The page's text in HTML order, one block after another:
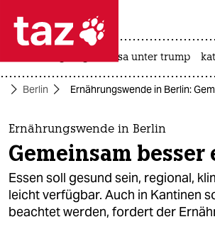
 taz zahl ich
taz zahl ich
themen
politik
öko
usa unter trump
Berlin Ernährungswende in Berlin:
Ernährungswende in Berlin
Gemeinsam besser
Essen soll gesund sein, regional,
leicht verfügbar. Auch in Kantinen
beachtet werden, fordert der